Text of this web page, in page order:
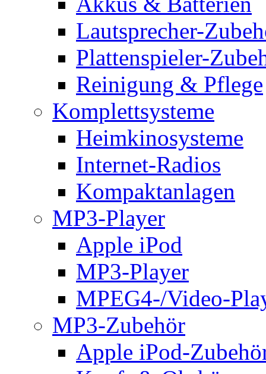
Lautsprecher-
Plattenspieler-
Reinigung & Pflege
Komplettsysteme
Heimkinosysteme
Internet-Radios
Kompaktanlagen
MP3-Player
Apple iPod
MP3-Player
MPEG4-/Video-
MP3-Zubehör
Apple iPod-